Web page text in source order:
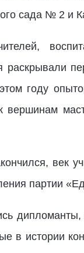
сада № 2 и
раскрывали
году
вершинам
век
партии
в истории